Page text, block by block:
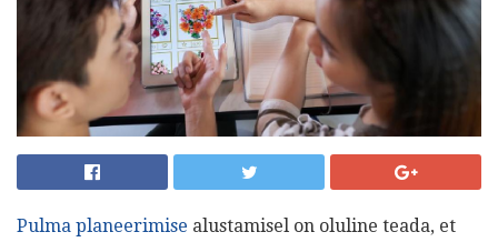
Pulma planeerimise alustamisel on oluline teada, et